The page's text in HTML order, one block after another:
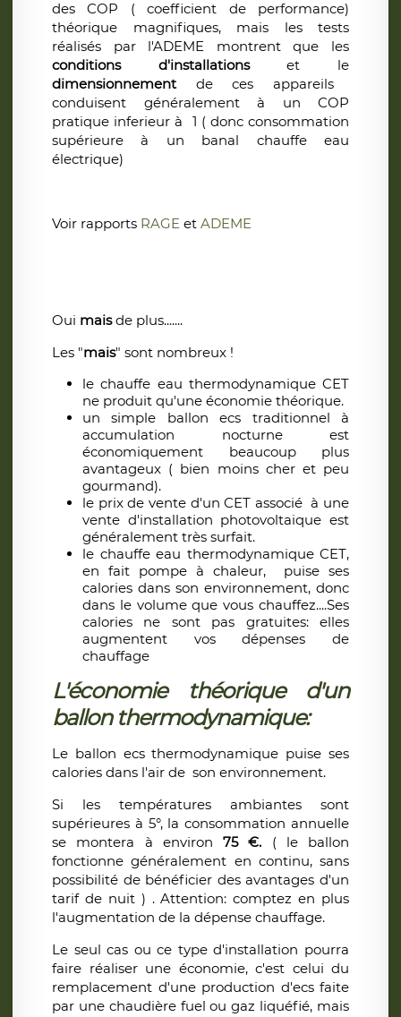
des COP ( coefficient de performance)
théorique magnifiques, mais les tests
réalisés par l'ADEME montrent que les
conditions d'installationset le
dimensionnement de ces appareils
conduisent généralement à un COP
pratique inferieur à 1 ( donc consommation
supérieure à un banal chauffe eau
électrique)
Voir rapports RAGE et ADEME
Oui maisde plus.......
Les "mais" sont nombreux !
le chauffe eau thermodynamique CET
ne produit qu'une économie théorique.
un simple ballon ecs traditionnel à
accumulation nocturne est
économiquement beaucoup plus
avantageux ( bien moins cher et peu
gourmand).
le prix de vente d'un CET associé à une
vente d'installation photovoltaique est
généralement très surfait.
le chauffe eau thermodynamique CET,
en fait pompe à chaleur, puise ses
calories dans son environnement, donc
dans le volume que vous chauffez....Ses
calories ne sont pas gratuites: elles
augmentent vos dépenses de
chauffage
L'économie théorique d'un
ballon thermodynamique:
Le ballon ecs thermodynamique puise ses
calories dans l'air de son environnement.
Si les températures ambiantes sont
supérieures à 5°, la consommation annuelle
se montera à environ 75 €. ( le ballon
fonctionne généralement en continu, sans
possibilité de bénéficier des avantages d'un
tarif de nuit ) . Attention: comptez en plus
l'augmentation de la dépense chauffage.
Le seul cas ou ce type d'installation pourra
faire réaliser une économie, c'est celui du
remplacement d'une production d'ecs faite
par une chaudière fuel ou gaz liquéfié, mais